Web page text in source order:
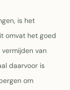
is het
omvat het goed
van
daarvoor is
om